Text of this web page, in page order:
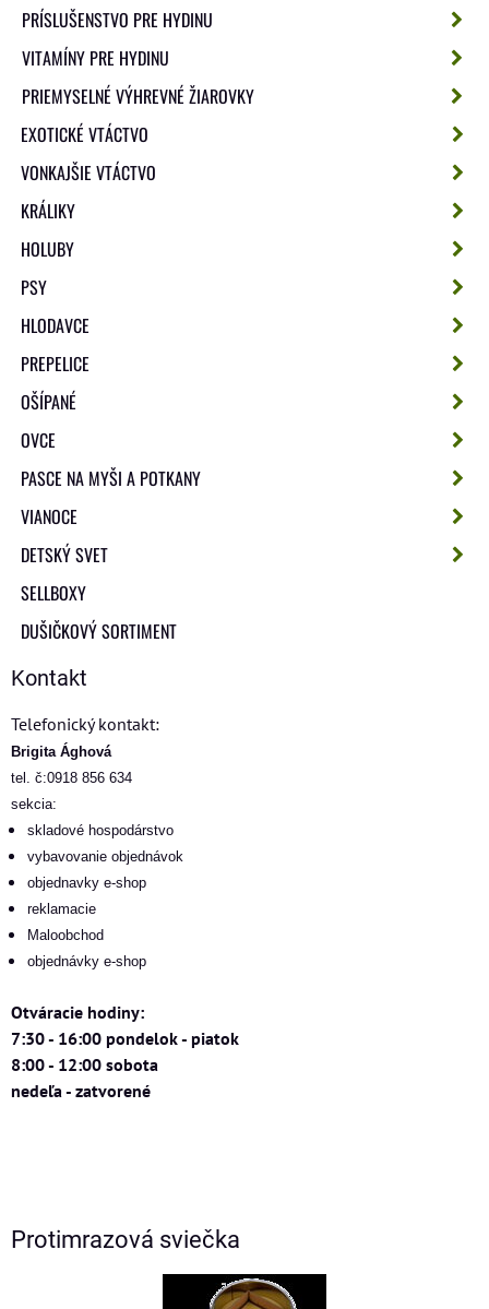
PRÍSLUŠENSTVO PRE HYDINU
VITAMÍNY PRE HYDINU
PRIEMYSELNÉ VÝHREVNÉ ŽIAROVKY
EXOTICKÉ VTÁCTVO
VONKAJŠIE VTÁCTVO
KRÁLIKY
HOLUBY
PSY
HLODAVCE
PREPELICE
OŠÍPANÉ
OVCE
PASCE NA MYŠI A POTKANY
VIANOCE
DETSKÝ SVET
SELLBOXY
DUŠIČKOVÝ SORTIMENT
Kontakt
Telefonický kontakt:
Brigita Ághová
tel. č:0918 856 634
sekcia:
skladové hospodárstvo
vybavovanie objednávok
objednavky e-shop
reklamacie
Maloobchod
objednávky e-shop
Otváracie hodiny:
7:30 - 16:00 pondelok - piatok
8:00 - 12:00 sobota
nedeľa - zatvorené
Protimrazová sviečka